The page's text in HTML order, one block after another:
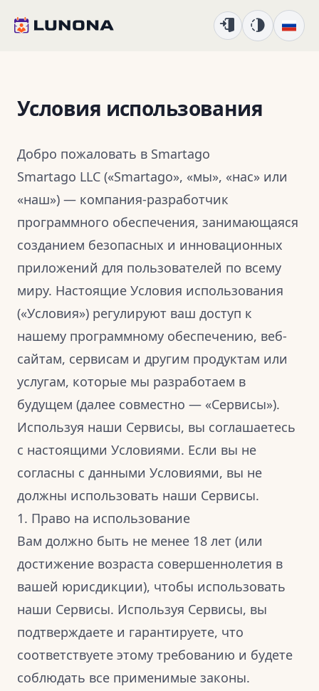
Условия использования
Добро пожаловать в Smartago
Smartago LLC («Smartago», «мы», «нас» или
«наш») — компания-разработчик
программного обеспечения, занимающаяся
созданием безопасных и инновационных
приложений для пользователей по всему
миру. Настоящие Условия использования
(«Условия») регулируют ваш доступ к
нашему программному обеспечению, веб-
сайтам, сервисам и другим продуктам или
услугам, которые мы разработаем в
будущем (далее совместно — «Сервисы»).
Используя наши Сервисы, вы соглашаетесь
с настоящими Условиями. Если вы не
согласны с данными Условиями, вы не
должны использовать наши Сервисы.
1. Право на использование
Вам должно быть не менее 18 лет (или
достижение возраста совершеннолетия в
вашей юрисдикции), чтобы использовать
наши Сервисы. Используя Сервисы, вы
подтверждаете и гарантируете, что
соответствуете этому требованию и будете
соблюдать все применимые законы.